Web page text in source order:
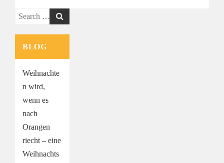
Search
BLOG
Weihnachte
n wird,
wenn es
nach
Orangen
riecht – eine
Weihnachts